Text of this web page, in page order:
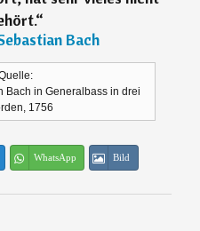
“
Bach
Bach in Generalbass in drei
1756
WhatsApp Bild